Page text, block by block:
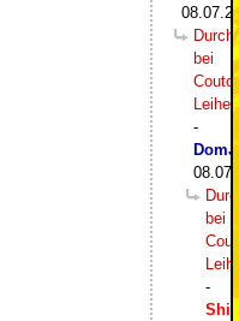
bei
Couto
Leihe
-
bei
-